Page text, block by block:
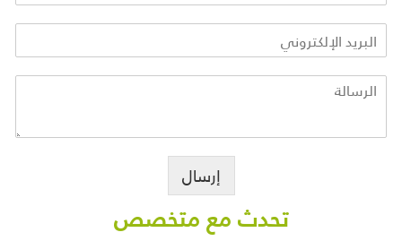
إرسال
تحدث مع متخصص